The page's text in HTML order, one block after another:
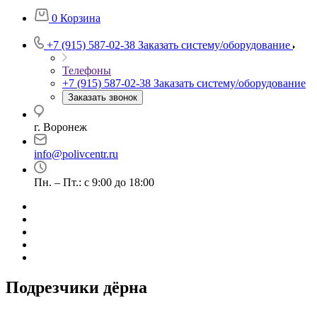
0 Корзина
+7 (915) 587-02-38 Заказать систему/оборудование
Телефоны
+7 (915) 587-02-38 Заказать систему/оборудование
Заказать звонок
г. Воронеж
info@polivcentr.ru
Пн. – Пт.: с 9:00 до 18:00
Подрезчики дёрна